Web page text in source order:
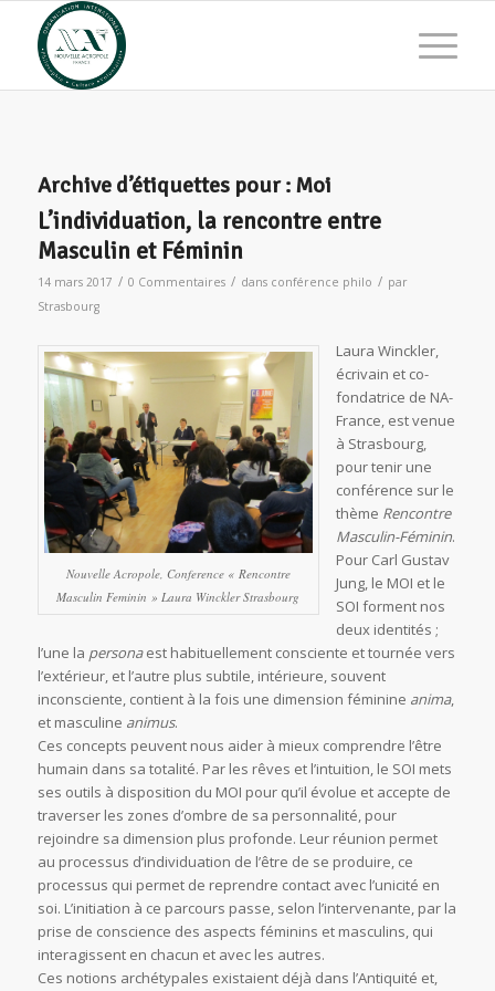
Archive d’étiquettes pour : Moi
L’individuation, la rencontre entre
Masculin et Féminin
14 mars 2017 / 0 Commentaires / dans conférence philo / par
Strasbourg
Nouvelle Acropole, Conference « Rencontre
Masculin Feminin » Laura Winckler Strasbourg
Laura Winckler,
écrivain et co-
fondatrice de NA-
France, est venue
à Strasbourg,
pour tenir une
conférence sur le
thème Rencontre
Masculin-Féminin.
Pour Carl Gustav
Jung, le MOI et le
SOI forment nos
deux identités ;
l’une la personaest habituellement consciente et tournée vers
l’extérieur, et l’autre plus subtile, intérieure, souvent
inconsciente, contient à la fois une dimension féminine anima,
et masculine animus.
Ces concepts peuvent nous aider à mieux comprendre l’être
humain dans sa totalité. Par les rêves et l’intuition, le SOI mets
ses outils à disposition du MOI pour qu’il évolue et accepte de
traverser les zones d’ombre de sa personnalité, pour
rejoindre sa dimension plus profonde. Leur réunion permet
au processus d’individuation de l’être de se produire, ce
processus qui permet de reprendre contact avec l’unicité en
soi. L’initiation à ce parcours passe, selon l’intervenante, par la
prise de conscience des aspects féminins et masculins, qui
interagissent en chacun et avec les autres.
Ces notions archétypales existaient déjà dans l’Antiquité et,